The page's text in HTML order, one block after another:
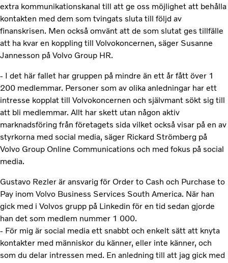
extra kommunikationskanal till att ge oss möjlighet att behålla
kontakten med dem som tvingats sluta till följd av
finanskrisen. Men också omvänt att de som slutat ges tillfälle
att ha kvar en koppling till Volvokoncernen, säger Susanne
Jannesson på Volvo Group HR.
- I det här fallet har gruppen på mindre än ett år fått över 1
200 medlemmar. Personer som av olika anledningar har ett
intresse kopplat till Volvokoncernen och självmant sökt sig till
att bli medlemmar. Allt har skett utan någon aktiv
marknadsföring från företagets sida vilket också visar på en av
styrkorna med social media, säger Rickard Strömberg på
Volvo Group Online Communications och med fokus på social
media.
Gustavo Rezler är ansvarig för Order to Cash och Purchase to
Pay inom Volvo Business Services South America. När han
gick med i Volvos grupp på Linkedin för en tid sedan gjorde
han det som medlem nummer 1 000.
- För mig är social media ett snabbt och enkelt sätt att knyta
kontakter med människor du känner, eller inte känner, och
som du delar intressen med. En anledning till att jag gick med